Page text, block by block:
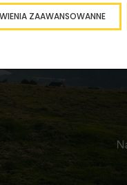
także 50.
ZAAWANSOWANNE